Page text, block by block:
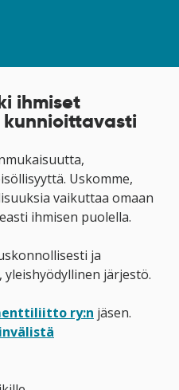
ihmiset
Uskomme,
vaikuttaa omaan
ihmisen puolella.
ja
järjestö.
ry:n jäsen.